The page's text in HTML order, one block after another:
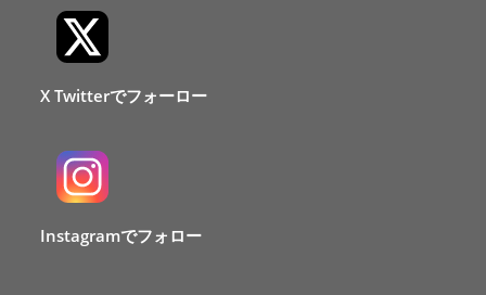
X Twitterでフォーロー
Instagramでフォロー